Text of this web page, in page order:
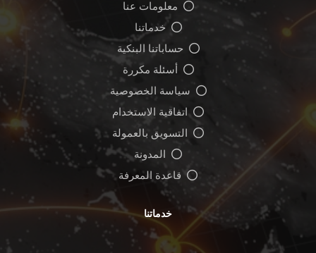
معلومات عنا
خدماتنا
حساباتنا البنكية
أسئلة مكررة
سياسة الخصوصية
اتفاقية الاستخدام
التسويق بالعمولة
المدونة
قاعدة المعرفة
خدماتنا